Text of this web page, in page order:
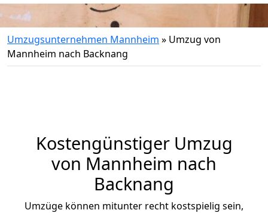
Umzugsunternehmen Mannheim » Umzug von
Mannheim nach Backnang
Kostengünstiger Umzug
von Mannheim nach
Backnang
Umzüge können mitunter recht kostspielig sein,